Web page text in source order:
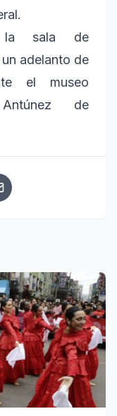
la sala de
adelanto de
el museo
Antúnez de